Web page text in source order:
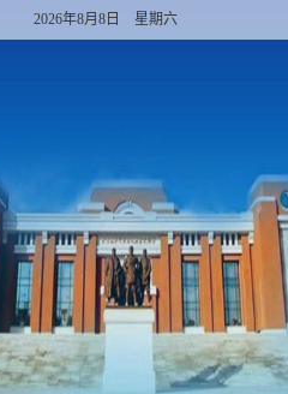
2026年8月8日 星期六